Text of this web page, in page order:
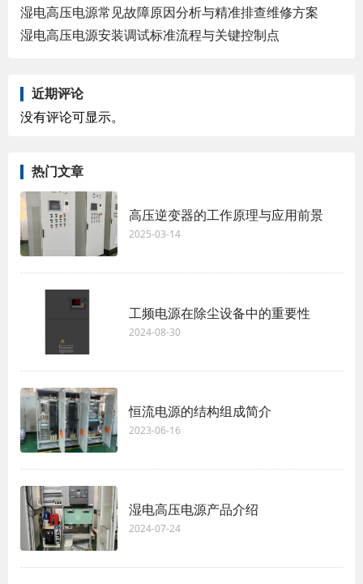
湿电高压电源常见故障原因分析与精准排查维修方案
湿电高压电源安装调试标准流程与关键控制点
近期评论
没有评论可显示。
热门文章
高压逆变器的工作原理与应用前景
2025-03-14
工频电源在除尘设备中的重要性
2024-08-30
恒流电源的结构组成简介
2023-06-16
湿电高压电源产品介绍
2024-07-24